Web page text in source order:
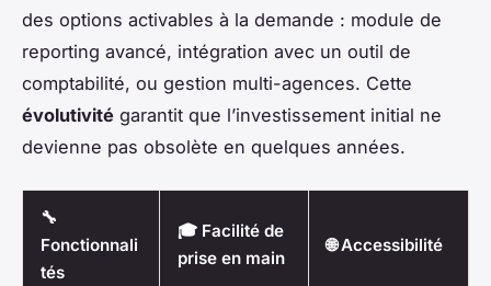
des options activables à la demande : module de
reporting avancé, intégration avec un outil de
comptabilité, ou gestion multi-agences. Cette
évolutivité garantit que l’investissement initial ne
devienne pas obsolète en quelques années.
🔧
Fonctionnali
tés
🎓 Facilité de
prise en main
🌐 Accessibilité